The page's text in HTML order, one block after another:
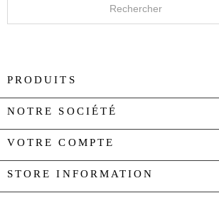
PRODUITS
NOTRE SOCIÉTÉ
VOTRE COMPTE
STORE INFORMATION